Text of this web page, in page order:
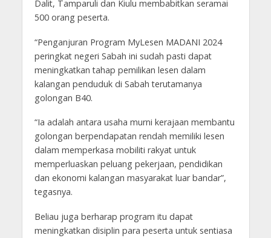
Dalit, Tamparuli dan Kiulu membabitkan seramai
500 orang peserta.
“Penganjuran Program MyLesen MADANI 2024
peringkat negeri Sabah ini sudah pasti dapat
meningkatkan tahap pemilikan lesen dalam
kalangan penduduk di Sabah terutamanya
golongan B40.
“Ia adalah antara usaha murni kerajaan membantu
golongan berpendapatan rendah memiliki lesen
dalam memperkasa mobiliti rakyat untuk
memperluaskan peluang pekerjaan, pendidikan
dan ekonomi kalangan masyarakat luar bandar”,
tegasnya.
Beliau juga berharap program itu dapat
meningkatkan disiplin para peserta untuk sentiasa